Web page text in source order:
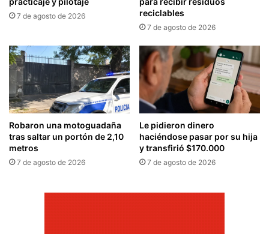
7 de agosto de 2026
reciclables
7 de agosto de 2026
Robaron una motoguadaña
tras saltar un portón de 2,10
metros
7 de agosto de 2026
Le pidieron dinero
haciéndose pasar por su hija
y transfirió $170.000
7 de agosto de 2026